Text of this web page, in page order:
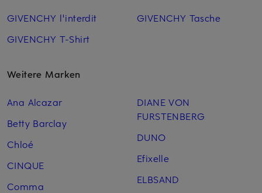
GIVENCHY l'interdit
GIVENCHY T-Shirt
GIVENCHY Tasche
Weitere Marken
Ana Alcazar
Betty Barclay
Chloé
CINQUE
Comma
DIANE VON
FURSTENBERG
DUNO
Efixelle
ELBSAND